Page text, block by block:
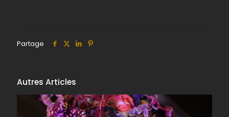
Partage
Autres Articles